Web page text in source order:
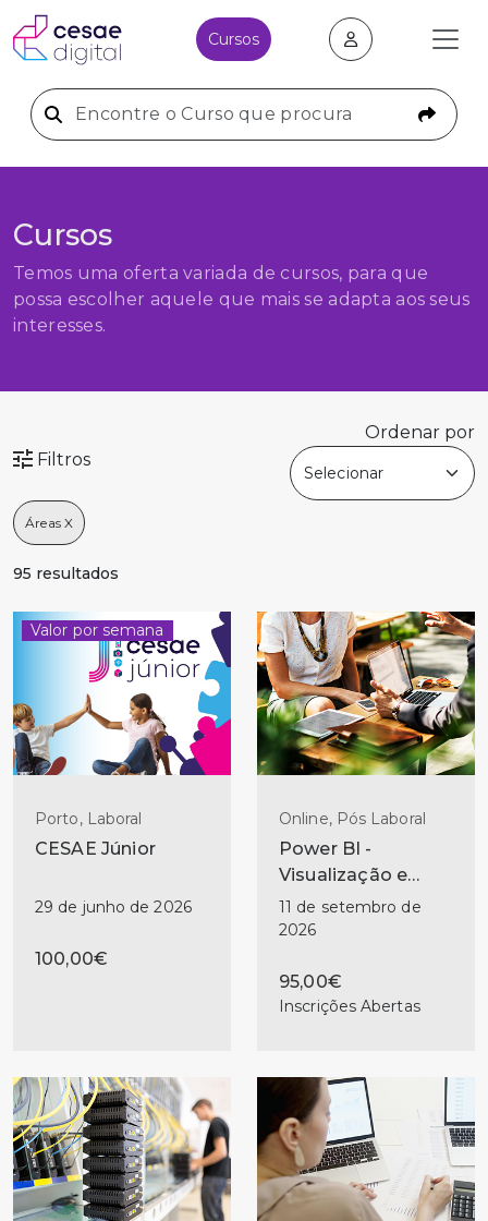
Cursos
Cursos
Temos uma oferta variada de cursos, para que
possa escolher aquele que mais se adapta aos seus
interesses.
Filtros
Ordenar por
95 resultados
Valor por semana
Porto, Laboral
CESAE Júnior
29 de junho de 2026
100,00€
Online, Pós Laboral
Power BI -
Visualização e
Storytelling
11 de setembro de
2026
95,00€
Inscrições Abertas